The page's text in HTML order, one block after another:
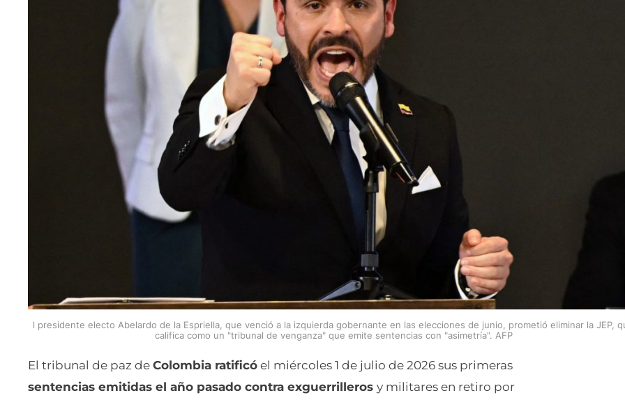
l presidente electo Abelardo de la Espriella, que venció a la izquierda gobernante en las elecciones de junio, prometió eliminar la JEP,
califica como un "tribunal de venganza" que emite sentencias con "asimetría". AFP
El tribunal de paz de Colombia ratificó el miércoles 1 de julio de 2026 sus primeras
sentencias emitidas el año pasado contra exguerrilleros y militares en retiro por